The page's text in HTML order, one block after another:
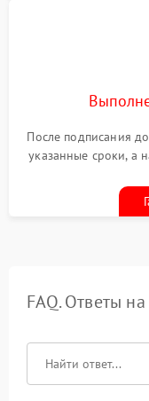
После подписания
указанные сроки, а
FAQ. Ответы